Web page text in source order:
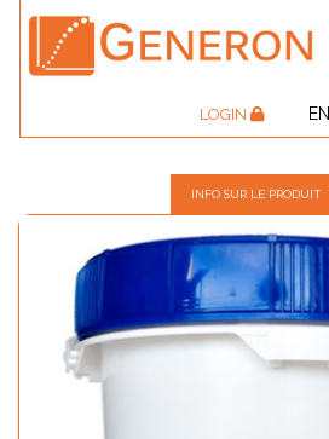
LOGIN EN
INFO SUR LE PRODUIT